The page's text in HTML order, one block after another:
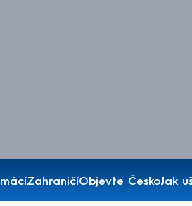
ZahraničíObjevte ČeskoJak